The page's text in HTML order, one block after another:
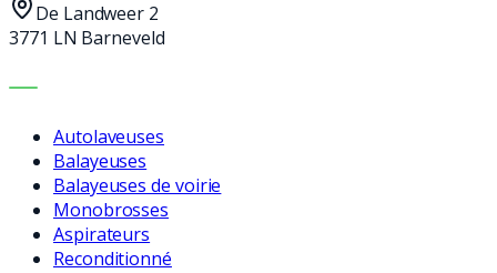
De Landweer 2
3771 LN Barneveld
MACHINES
Autolaveuses
Balayeuses
Balayeuses de voirie
Monobrosses
Aspirateurs
Reconditionné